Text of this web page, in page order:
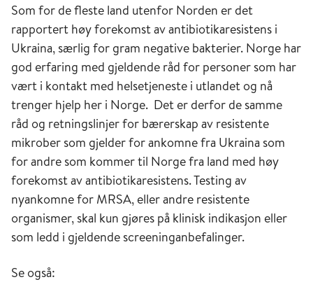
Som for de fleste land utenfor Norden er det
rapportert høy forekomst av antibiotikaresistens i
Ukraina, særlig for gram negative bakterier. Norge har
god erfaring med gjeldende råd for personer som har
vært i kontakt med helsetjeneste i utlandet og nå
trenger hjelp her i Norge. Det er derfor de samme
råd og retningslinjer for bærerskap av resistente
mikrober som gjelder for ankomne fra Ukraina som
for andre som kommer til Norge fra land med høy
forekomst av antibiotikaresistens. Testing av
nyankomne for MRSA, eller andre resistente
organismer, skal kun gjøres på klinisk indikasjon eller
som ledd i gjeldende screeninganbefalinger.
Se også: